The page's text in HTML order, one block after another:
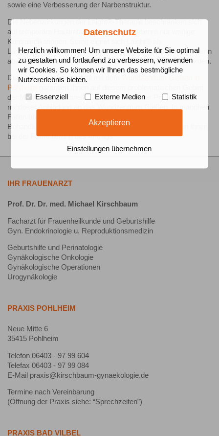
sowie eine Verbesserung der Narbenstruktur.
Die Nebenwirkungen der Laight®-Therapie beschränken sich
auf temporäre Hautirritationen und es existieren nur wenige
Kontraindikationen. Somit eignet sich Laight® als
Langzeittherapie für die chronische Krankheit Akne inversa kann
aber auch bei akuten Abszessen und Akne angewendet werden.
Die enge Zusammenarbeit mit dem
Pohlheim
der Medizin eine schnelle Diagnose in meiner Praxis mit
nahtloser Anbindung an das Wundzentrum Gießen. In manchen
Fällen übernimmt die gesetzliche Krankenkasse die
Behandlungskosten (oder beteiligt sich daran). Wir helfen Ihnen
bei der Formulierung des Antrags.
IHR FRAUENARZT
Prof. Dr. Dr. med. Michael Kirschbaum
Facharzt für Frauenheilkunde und Geburtshilfe
Gyn. Endokrinologie u. Reproduktionsmedizin
Geburtshilfe und Perinatologie
Gynäkologische Onkologie
Gynäkologische Operationen
Urogynäkologie
PRAXIS POHLHEIM
Neue Mitte 6
35415 Pohlheim
Telefon 06403 - 97 99 604
Telefax 06403 - 97 99 084
E-Mail praxis@kirschbaum-gynaekologie.de
Termine nach Vereinbarung
(Öffnung der Praxis siehe: “Sprechzeiten”)
PRAXIS BAD VILBEL
Datenschutz
Herzlich willkommen! Um unsere Website für Sie optimal
zu gestalten und fortlaufend zu verbessern, verwenden
wir Cookies. So können wir Ihnen das bestmögliche
Nutzererlebnis bieten.
Essenziell Externe Medien Statistik
Akzeptieren
Einstellungen übernehmen